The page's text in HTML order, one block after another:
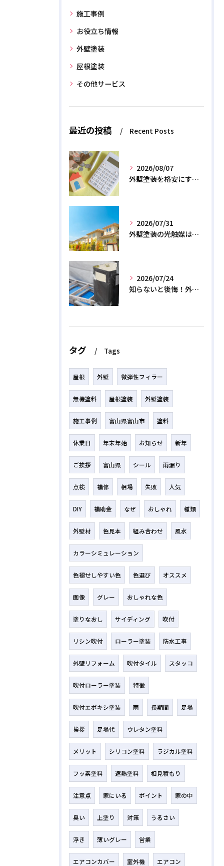
施工事例
お役立ち情報
外壁塗装
屋根塗装
その他サービス
最近の投稿 Recent Posts
2026/08/07
外壁塗装を格安にする裏ワザ！専門店に直接頼むと数十万浮く？
2026/07/31
外壁塗装の光触媒は効果なし？デメリットと2026年のリアル
2026/07/24
知らないと後悔！外壁塗装で無機質塗料を選ぶデメリットと3つの罠
タグ Tags
屋根 外壁 微弾性フィラー
無機塗料 屋根塗装 外壁塗装
施工事例 富山県富山市 塗料
休業日 年末年始 お知らせ 新年
ご挨拶 富山県 シール 雨漏り
点検 補修 相場 失敗 人気
DIY 補助金 なぜ おしゃれ 種類
外壁材 色見本 組み合わせ 風水
カラーシミュレーション
色褪せしやすい色 色選び オススメ
画像 グレー おしゃれな色
塗りなおし サイディング 吹付
リシン吹付 ローラー塗装 防水工事
外壁リフォーム 吹付タイル スタッコ
吹付ローラー塗装 特徴
吹付エポキシ塗装 雨 長期間 足場
挨拶 足場代 ウレタン塗料
メリット シリコン塗料 ラジカル塗料
フッ素塗料 遮熱塗料 相見積もり
注意点 家にいる ポイント 家の中
臭い 上塗り 対策 うるさい
浮き 薄いグレー 営業
エアコンカバー 室外機 エアコン